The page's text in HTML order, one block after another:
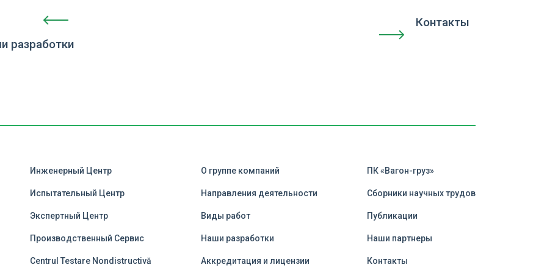
разработки
Контакты
Инженерный Центр
Испытательный Центр
Экспертный Центр
Производственный Сервис
Centrul Testare Nondistructivă
О группе компаний
Направления деятельности
Виды работ
Наши разработки
Аккредитация и лицензии
ПК «Вагон-груз»
Сборники научных трудов
Публикации
Наши партнеры
Контакты